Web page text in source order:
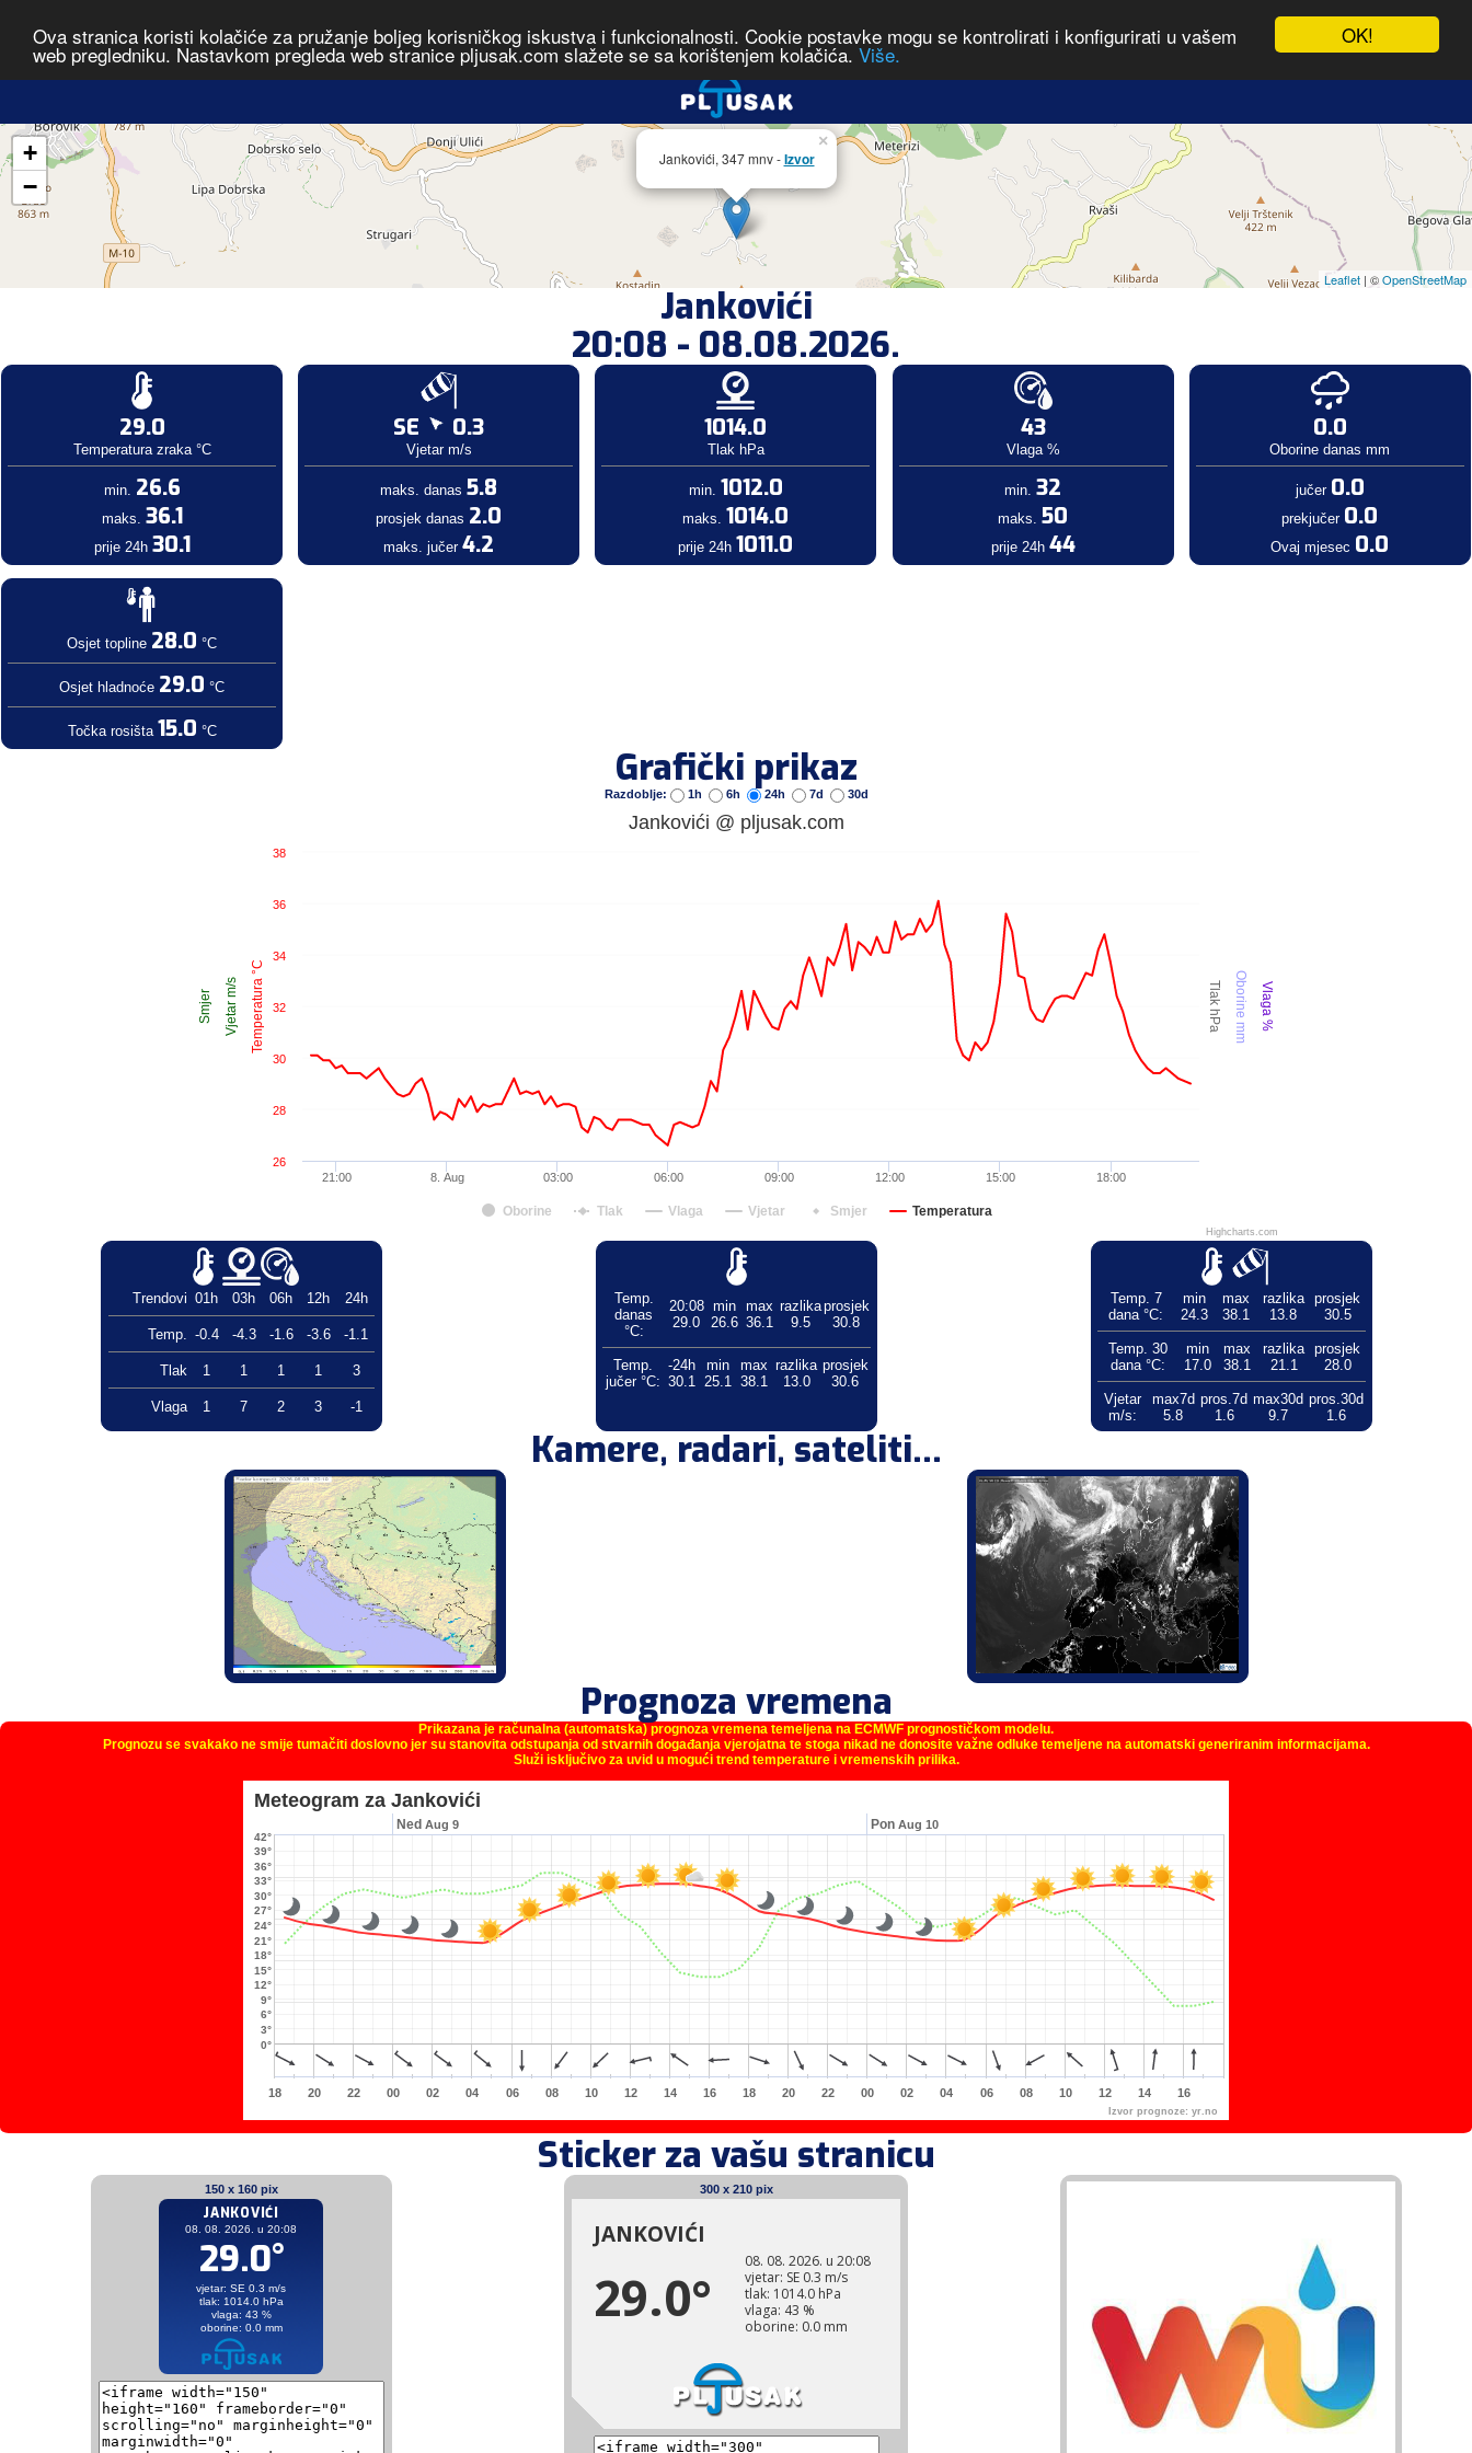
OK!
Ova stranica koristi kolačiće za pružanje boljeg korisničkog iskustva i funkcionalnosti. Cookie postavke mogu se kontrolirati i konfigurirati u vašem
web pregledniku. Nastavkom pregleda web stranice pljusak.com slažete se sa korištenjem kolačića. Više.
Jankovići, 347 mnv -Izvor
×
+
−
Leaflet | ©OpenStreetMap
Jankovići
20:08 - 08.08.2026.
29.0
Temperatura zraka °C
min. 26.6
maks. 36.1
prije 24h 30.1
SE 0.3
Vjetar m/s
maks. danas5.8
prosjek danas 2.0
maks. jučer4.2
1014.0
Tlak hPa
min. 1012.0
maks. 1014.0
prije 24h 1011.0
43
Vlaga %
min.32
maks.50
prije 24h 44
0.0
Oborine danas mm
jučer 0.0
prekjučer 0.0
Ovaj mjesec 0.0
Osjet topline 28.0 °C
Osjet hladnoće 29.0 °C
Točka rosišta 15.0 °C
Grafički prikaz
Razdoblje: 1h 6h 24h 7d 30d
Temperatura °C
Vjetar m/s Tlak hPa Oborine mm Vlaga %
Smjer
Jankovići @ pljusak.com
Oborine Tlak Vlaga Vjetar Smjer Temperatura
8. Aug 06:00 12:00 18:00
21:00 03:00 09:00 15:00
26
28
30
32
34
36
38
Highcharts.com
Trendovi 01h 03h 06h 12h 24h
Temp. -0.4 -4.3 -1.6 -3.6 -1.1
Tlak 1 1 1 1 3
Vlaga 1 7 2 3 -1
Temp.
danas
°C:
20:08
29.0
min
26.6
max
36.1
razlika
9.5
prosjek
30.8
Temp.
jučer °C:
-24h
30.1
min
25.1
max
38.1
razlika
13.0
prosjek
30.6
Temp. 7
dana °C:
min
24.3
max
38.1
razlika
13.8
prosjek
30.5
Temp. 30
dana °C:
min
17.0
max
38.1
razlika
21.1
prosjek
28.0
Vjetar
m/s:
max7d
5.8
pros.7d
1.6
max30d
9.7
pros.30d
1.6
Kamere, radari, sateliti...
Prognoza vremena
Prikazana je računalna (automatska) prognoza vremena temeljena na ECMWF prognostičkom modelu.
Prognozu se svakako ne smije tumačiti doslovno jer su stanovita odstupanja od stvarnih događanja vjerojatna te stoga nikad ne donosite važne odluke temeljene na automatski generiranim informacijama.
Služi isključivo za uvid u mogući trend temperature i vremenskih prilika.
Meteogram za Jankovići
18 20 22 00 02 04 06 08 10 12 14 16 18 20 22 00 02 04 06 08 10 12 14 16
Ned Aug 9 Pon Aug 10
0°
12°
24°
36°
3°
6°
9°
15°
18°
21°
27°
30°
33°
39°
42°
Izvor prognoze: yr.no
Sticker za vašu stranicu
150 x 160 pix 300 x 210 pix